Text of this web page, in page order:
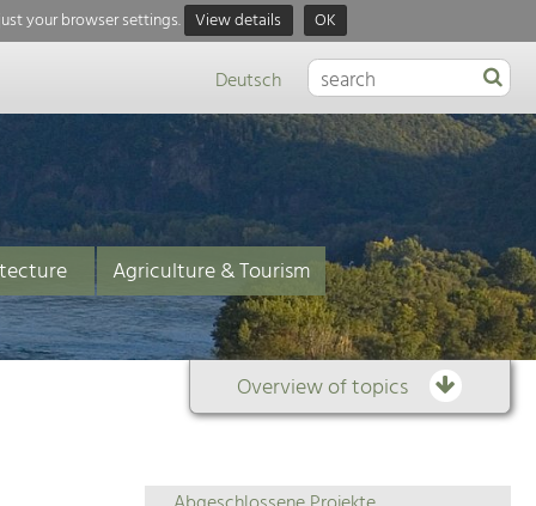
your browser settings. View details OK
Deutsch
Agriculture & Tourism
Overview of topics
Overview